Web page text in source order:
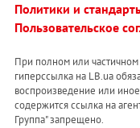
Политики и
Пользовательское
При полном или
гиперссылка на LB.ua
воспроизведение или
содержится ссылка на
Группа" запрещено.